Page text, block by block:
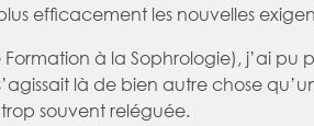
efﬁcacement les nouvelles
à la Sophrologie), j’ai pu
là de bien autre chose
souvent reléguée.